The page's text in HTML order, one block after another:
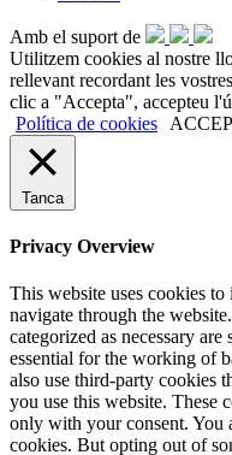
Amb el suport de
Utilitzem cookies al nostre
rellevant recordant les
clic a "Accepta", accepteu
Política de cookies
Tanca
Privacy Overview
This website uses cookies
navigate through the
categorized as necessary
essential for the working of
also use third-party cookies
you use this website. These
only with your consent. You
cookies. But opting out of